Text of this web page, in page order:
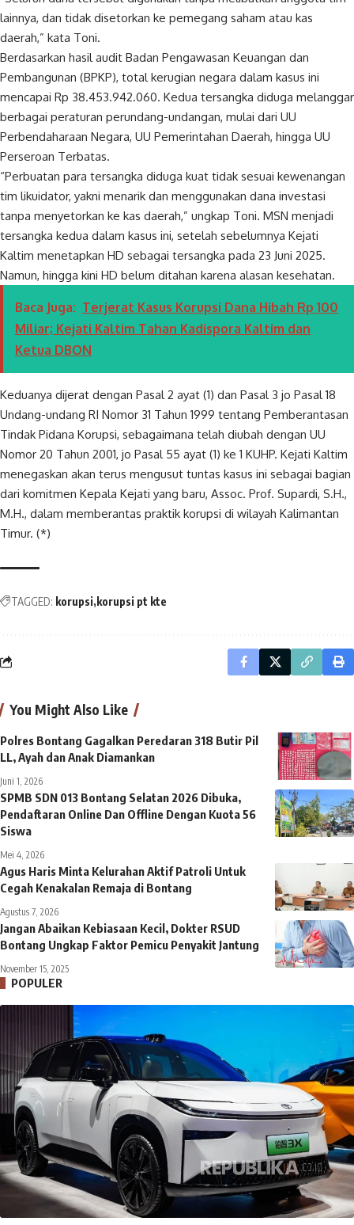
lainnya, dan tidak disetorkan ke pemegang saham atau kas
daerah,” kata Toni.
Berdasarkan hasil audit Badan Pengawasan Keuangan dan
Pembangunan (BPKP), total kerugian negara dalam kasus ini
mencapai Rp 38.453.942.060. Kedua tersangka diduga melanggar
berbagai peraturan perundang-undangan, mulai dari UU
Perbendaharaan Negara, UU Pemerintahan Daerah, hingga UU
Perseroan Terbatas.
“Perbuatan para tersangka diduga kuat tidak sesuai kewenangan
tim likuidator, yakni menarik dan menggunakan dana investasi
tanpa menyetorkan ke kas daerah,” ungkap Toni. MSN menjadi
tersangka kedua dalam kasus ini, setelah sebelumnya Kejati
Kaltim menetapkan HD sebagai tersangka pada 23 Juni 2025.
Namun, hingga kini HD belum ditahan karena alasan kesehatan.
Baca Juga: Terjerat Kasus Korupsi Dana Hibah Rp 100
Miliar; Kejati Kaltim Tahan Kadispora Kaltim dan
Ketua DBON
Keduanya dijerat dengan Pasal 2 ayat (1) dan Pasal 3 jo Pasal 18
Undang-undang RI Nomor 31 Tahun 1999 tentang Pemberantasan
Tindak Pidana Korupsi, sebagaimana telah diubah dengan UU
Nomor 20 Tahun 2001, jo Pasal 55 ayat (1) ke 1 KUHP. Kejati Kaltim
menegaskan akan terus mengusut tuntas kasus ini sebagai bagian
dari komitmen Kepala Kejati yang baru, Assoc. Prof. Supardi, S.H.,
M.H., dalam memberantas praktik korupsi di wilayah Kalimantan
Timur. (*)
TAGGED: korupsi korupsi pt kte
You Might Also Like
Polres Bontang Gagalkan Peredaran 318 Butir Pil
LL, Ayah dan Anak Diamankan
Juni 1, 2026
SPMB SDN 013 Bontang Selatan 2026 Dibuka,
Pendaftaran Online Dan Offline Dengan Kuota 56
Siswa
Mei 4, 2026
Agus Haris Minta Kelurahan Aktif Patroli Untuk
Cegah Kenakalan Remaja di Bontang
Agustus 7, 2026
Jangan Abaikan Kebiasaan Kecil, Dokter RSUD
Bontang Ungkap Faktor Pemicu Penyakit Jantung
November 15, 2025
POPULER